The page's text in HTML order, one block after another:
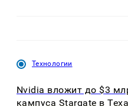
Технологии
Nvidia вложит до $3
кампуса Stargate в